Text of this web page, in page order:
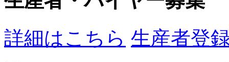
詳細はこちら 生産者登